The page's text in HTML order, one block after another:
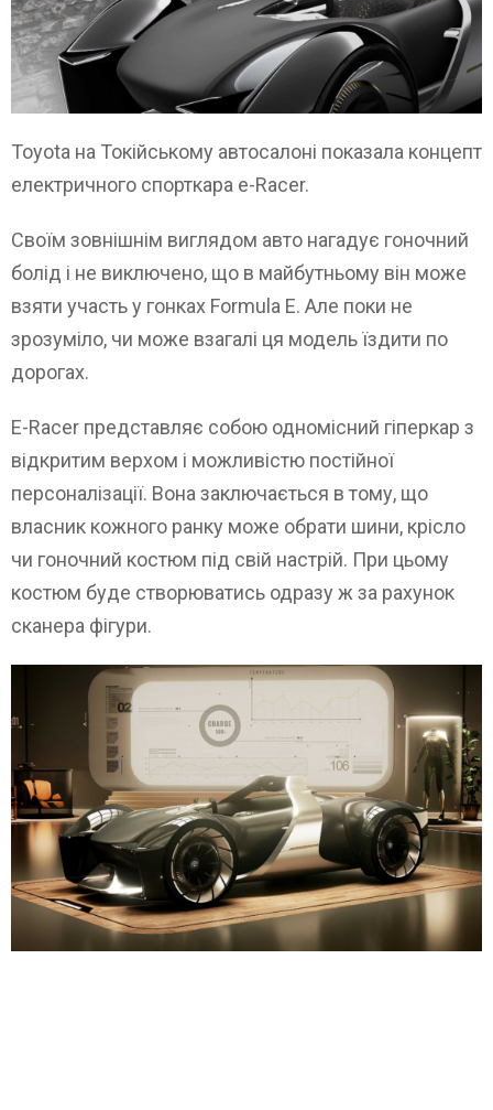
Toyota на Токійському автосалоні показала концепт
електричного спорткара e-Racer.
Своїм зовнішнім виглядом авто нагадує гоночний
болід і не виключено, що в майбутньому він може
взяти участь у гонках Formula E. Але поки не
зрозуміло, чи може взагалі ця модель їздити по
дорогах.
Е-Racer представляє собою одномісний гіперкар з
відкритим верхом і можливістю постійної
персоналізації. Вона заключається в тому, що
власник кожного ранку може обрати шини, крісло
чи гоночний костюм під свій настрій. При цьому
костюм буде створюватись одразу ж за рахунок
сканера фігури.